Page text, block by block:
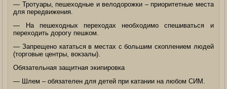
— Тротуары, пешеходные и велодорожки – приоритетные места
для передвижения.
— На пешеходных переходах необходимо спешиваться и
переходить дорогу пешком.
— Запрещено кататься в местах с большим скоплением людей
(торговые центры, вокзалы).
Обязательная защитная экипировка
— Шлем – обязателен для детей при катании на любом СИМ.